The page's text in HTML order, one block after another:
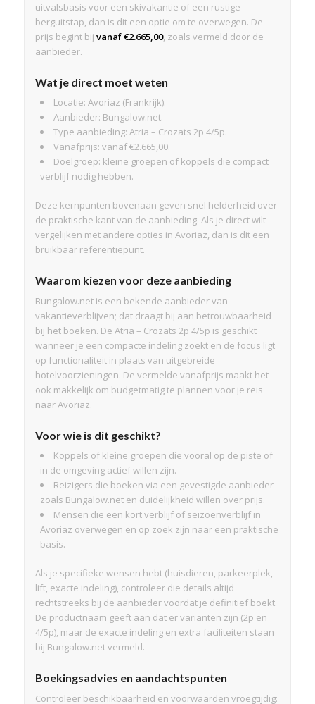
uitvalsbasis voor een skivakantie of een rustige
berguitstap, dan is dit een optie om te overwegen. De
prijs begint bij vanaf €2.665,00, zoals vermeld door de
aanbieder.
Wat je direct moet weten
Locatie: Avoriaz (Frankrijk).
Aanbieder: Bungalow.net.
Type aanbieding: Atria – Crozats 2p 4/5p.
Vanafprijs: vanaf €2.665,00.
Doelgroep: kleine groepen of koppels die compact
verblijf nodig hebben.
Deze kernpunten bovenaan geven snel helderheid over
de praktische kant van de aanbieding. Als je direct wilt
vergelijken met andere opties in Avoriaz, dan is dit een
bruikbaar referentiepunt.
Waarom kiezen voor deze aanbieding
Bungalow.net is een bekende aanbieder van
vakantieverblijven; dat draagt bij aan betrouwbaarheid
bij het boeken. De Atria – Crozats 2p 4/5p is geschikt
wanneer je een compacte indeling zoekt en de focus ligt
op functionaliteit in plaats van uitgebreide
hotelvoorzieningen. De vermelde vanafprijs maakt het
ook makkelijk om budgetmatig te plannen voor je reis
naar Avoriaz.
Voor wie is dit geschikt?
Koppels of kleine groepen die vooral op de piste of
in de omgeving actief willen zijn.
Reizigers die boeken via een gevestigde aanbieder
zoals Bungalow.net en duidelijkheid willen over prijs.
Mensen die een kort verblijf of seizoenverblijf in
Avoriaz overwegen en op zoek zijn naar een praktische
basis.
Als je specifieke wensen hebt (huisdieren, parkeerplek,
lift, exacte indeling), controleer die details altijd
rechtstreeks bij de aanbieder voordat je definitief boekt.
De productnaam geeft aan dat er varianten zijn (2p en
4/5p), maar de exacte indeling en extra faciliteiten staan
bij Bungalow.net vermeld.
Boekingsadvies en aandachtspunten
Controleer beschikbaarheid en voorwaarden vroegtijdig: